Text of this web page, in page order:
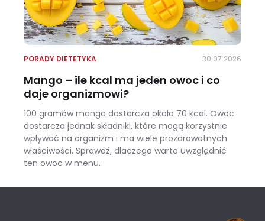
PORADY DIETETYKA 30.07.2026
Mango – ile kcal ma jeden owoc i co
daje organizmowi?
100 gramów mango dostarcza około 70 kcal. Owoc
dostarcza jednak składniki, które mogą korzystnie
wpływać na organizm i ma wiele prozdrowotnych
właściwości. Sprawdź, dlaczego warto uwzględnić
ten owoc w menu.